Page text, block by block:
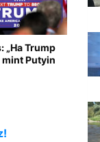
„Ha Trump
mint Putyin